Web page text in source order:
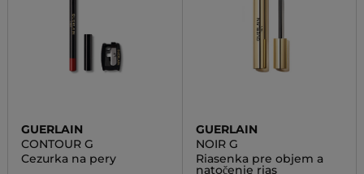
GUERLAIN
CONTOUR G
Cezurka na pery
GUERLAIN
NOIR G
Riasenka pre objem a
natočenie rias